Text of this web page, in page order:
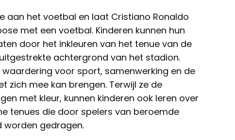
aan het voetbal en laat Cristiano Ronaldo
met een voetbal. Kinderen kunnen hun
door het inkleuren van het tenue van de
achtergrond van het stadion.
voor sport, samenwerking en de
zich mee kan brengen. Terwijl ze de
met kleur, kunnen kinderen ook leren over
tenues die door spelers van beroemde
worden gedragen.